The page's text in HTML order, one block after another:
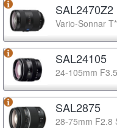
SAL2470Z2
Vario-Sonnar
SAL24105
24-105mm
SAL2875
28-75mm F2.8